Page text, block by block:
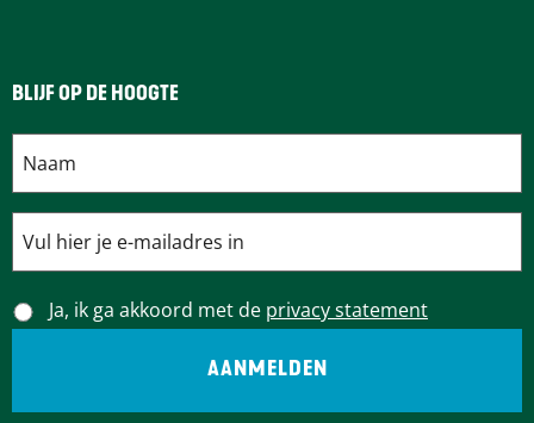
BLIJF OP DE HOOGTE
Ja, ik ga akkoord met de privacy statement